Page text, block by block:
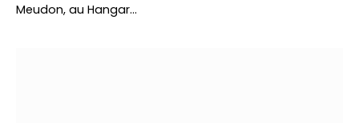
Meudon, au Hangar…